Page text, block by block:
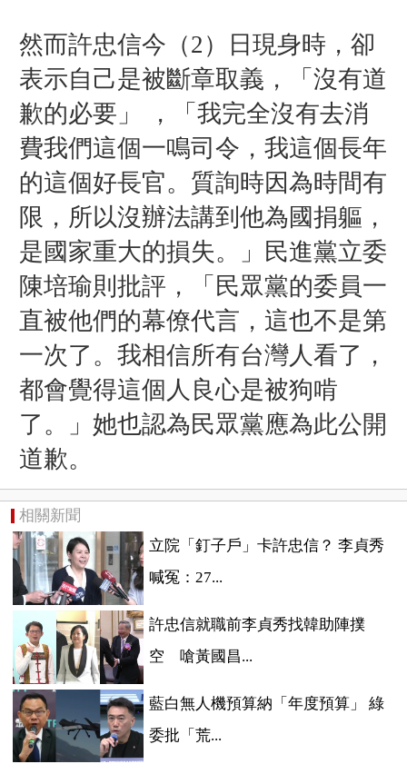
然而許忠信今（2）日現身時，卻
表示自己是被斷章取義，「沒有道
歉的必要」 ，「我完全沒有去消
費我們這個一鳴司令，我這個長年
的這個好長官。質詢時因為時間有
限，所以沒辦法講到他為國捐軀，
是國家重大的損失。」民進黨立委
陳培瑜則批評，「民眾黨的委員一
直被他們的幕僚代言，這也不是第
一次了。我相信所有台灣人看了，
都會覺得這個人良心是被狗啃
了。」她也認為民眾黨應為此公開
道歉。
相關新聞
立院「釘子戶」卡許忠信？ 李貞秀
喊冤：27...
許忠信就職前李貞秀找韓助陣撲
空 嗆黃國昌...
藍白無人機預算納「年度預算」 綠
委批「荒...